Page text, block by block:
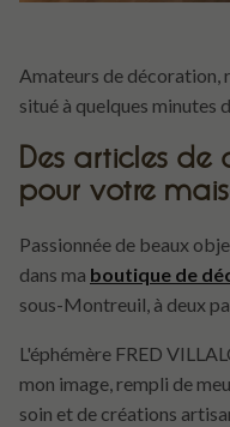
Amateurs de décoration,
situé à quelques minutes
Des articles de
pour votre
Passionnée de beaux
dans ma boutique de
sous-Montreuil, à deux
L'éphémère FRED
mon image, rempli de
soin et de créations